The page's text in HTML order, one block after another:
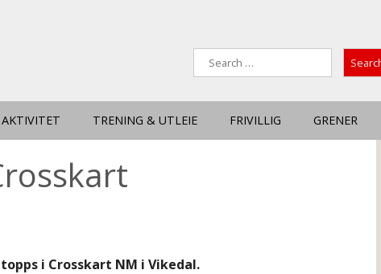
AKTIVITET TRENING & UTLEIE FRIVILLIG GRENER
i Crosskart NM i Vikedal.